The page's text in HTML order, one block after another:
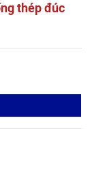
thép đúc